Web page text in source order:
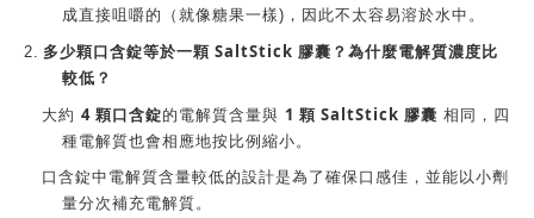
成直接咀嚼的（就像糖果一樣)，因此不太容易溶於水中。
2. 多少顆口含錠等於一顆 SaltStick 膠囊？為什麼電解質濃度比
較低？
大約 4 顆口含錠的電解質含量與 1 顆 SaltStick 膠囊 相同，四
種電解質也會相應地按比例縮小。
口含錠中電解質含量較低的設計是為了確保口感佳，並能以小劑
量分次補充電解質。